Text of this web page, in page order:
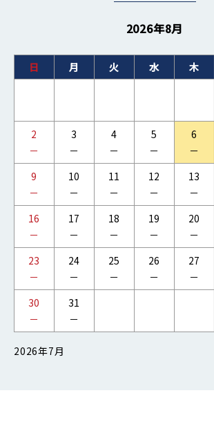
2026年8月
日 月 火 水 木
2
－
3
－
4
－
5
－
6
－
9
－
10
－
11
－
12
－
13
－
16
－
17
－
18
－
19
－
20
－
23
－
24
－
25
－
26
－
27
－
30
－
31
－
2026年7月